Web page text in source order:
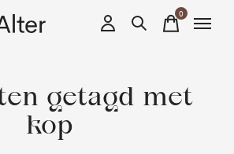
0items
getagd met
kop